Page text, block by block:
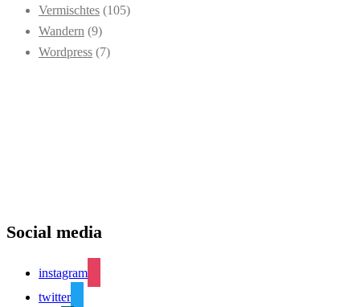
Vermischtes (105)
Wandern (9)
Wordpress (7)
Social media
instagram
twitter